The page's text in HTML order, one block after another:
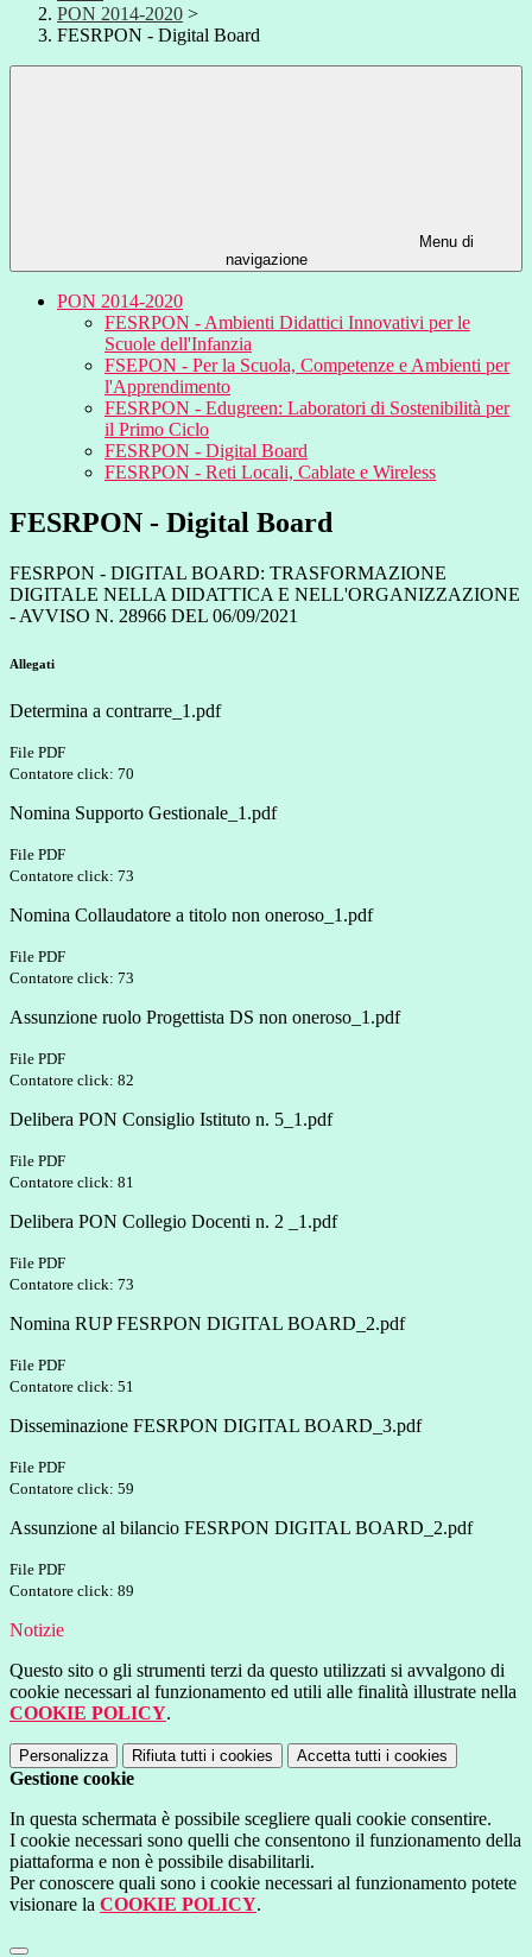
PON 2014-2020 >
FESRPON - Digital Board
Menu di
navigazione
PON 2014-2020
FESRPON - Ambienti Didattici Innovativi per le
Scuole dell'Infanzia
FSEPON - Per la Scuola, Competenze e Ambienti per
l'Apprendimento
FESRPON - Edugreen: Laboratori di Sostenibilità per
il Primo Ciclo
FESRPON - Digital Board
FESRPON - Reti Locali, Cablate e Wireless
FESRPON - Digital Board
FESRPON - DIGITAL BOARD: TRASFORMAZIONE
DIGITALE NELLA DIDATTICA E NELL'ORGANIZZAZIONE
- AVVISO N. 28966 DEL 06/09/2021
Allegati
Determina a contrarre_1.pdf
File PDF
Contatore click: 70
Nomina Supporto Gestionale_1.pdf
File PDF
Contatore click: 73
Nomina Collaudatore a titolo non oneroso_1.pdf
File PDF
Contatore click: 73
Assunzione ruolo Progettista DS non oneroso_1.pdf
File PDF
Contatore click: 82
Delibera PON Consiglio Istituto n. 5_1.pdf
File PDF
Contatore click: 81
Delibera PON Collegio Docenti n. 2 _1.pdf
File PDF
Contatore click: 73
Nomina RUP FESRPON DIGITAL BOARD_2.pdf
File PDF
Contatore click: 51
Disseminazione FESRPON DIGITAL BOARD_3.pdf
File PDF
Contatore click: 59
Assunzione al bilancio FESRPON DIGITAL BOARD_2.pdf
File PDF
Contatore click: 89
Notizie
Questo sito o gli strumenti terzi da questo utilizzati si avvalgono di
cookie necessari al funzionamento ed utili alle finalità illustrate nella
COOKIE POLICY.
Personalizza Rifiuta tutti i cookies Accetta tutti i cookies
Gestione cookie
In questa schermata è possibile scegliere quali cookie consentire.
I cookie necessari sono quelli che consentono il funzionamento della
piattaforma e non è possibile disabilitarli.
Per conoscere quali sono i cookie necessari al funzionamento potete
visionare la COOKIE POLICY.